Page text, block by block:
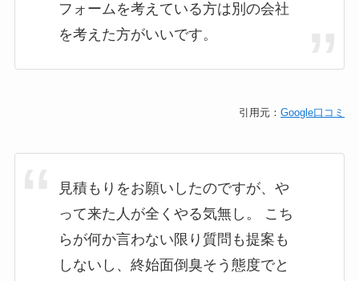
フォームを考えている方は別の会社
を考えた方がいいです。
引用元：Google口コミ
見積もりをお願いしたのですが、や
って来た人が全くやる気無し。 こち
らが何か言わない限り質問も提案も
しないし、終始面倒臭そう態度でと